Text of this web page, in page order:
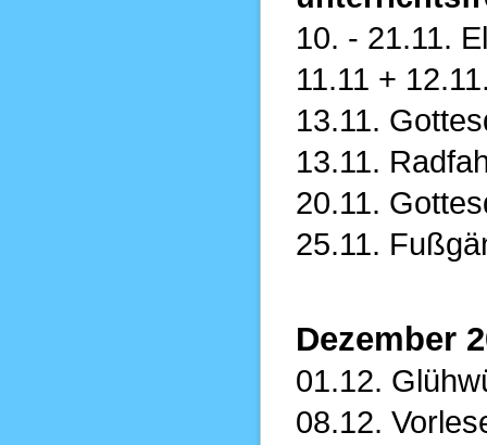
10. - 21.11.
11.11 +
13.11.
13.11.
20.11.
25.11.
Dezember
01.12.
08.12.